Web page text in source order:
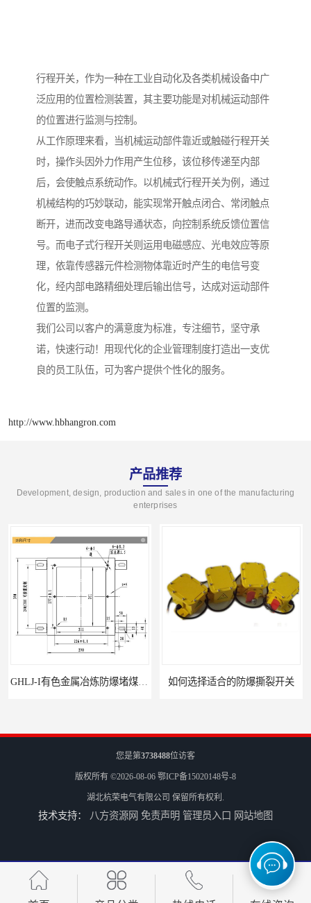
行程开关，作为一种在工业自动化及各类机械设备中广
泛应用的位置检测装置，其主要功能是对机械运动部件
的位置进行监测与控制。
从工作原理来看，当机械运动部件靠近或触碰行程开关
时，操作头因外力作用产生位移，该位移传递至内部
后，会使触点系统动作。以机械式行程开关为例，通过
机械结构的巧妙联动，能实现常开触点闭合、常闭触点
断开，进而改变电路导通状态，向控制系统反馈位置信
号。而电子式行程开关则运用电磁感应、光电效应等原
理，依靠传感器元件检测物体靠近时产生的电信号变
化，经内部电路精细处理后输出信号，达成对运动部件
位置的监测。
我们公司以客户的满意度为标准，专注细节，坚守承
诺，快速行动！用现代化的企业管理制度打造出一支优
良的员工队伍，可为客户提供个性化的服务。
http://www.hbhangron.com
产品推荐
Development, design, production and sales in one of the manufacturing
enterprises
如何选择适合的防爆撕裂开关
HQJK-A型B型系列皮带速度监控仪
您是第3738488位访客
版权所有 ©2026-08-06 鄂ICP备15020148号-8
湖北杭荣电气有限公司 保留所有权利.
技术支持： 八方资源网 免责声明 管理员入口 网站地图